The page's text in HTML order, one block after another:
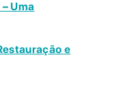
– Uma
e